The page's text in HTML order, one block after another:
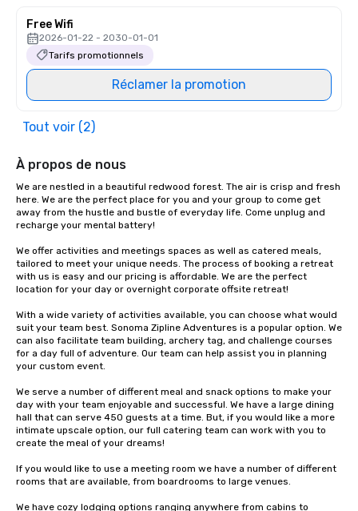
Free Wifi
2026-01-22 - 2030-01-01
Tarifs promotionnels
Réclamer la promotion
Tout voir (2)
À propos de nous
We are nestled in a beautiful redwood forest. The air is crisp and fresh
here. We are the perfect place for you and your group to come get
away from the hustle and bustle of everyday life. Come unplug and
recharge your mental battery!
We offer activities and meetings spaces as well as catered meals,
tailored to meet your unique needs. The process of booking a retreat
with us is easy and our pricing is affordable. We are the perfect
location for your day or overnight corporate offsite retreat!
With a wide variety of activities available, you can choose what would
suit your team best. Sonoma Zipline Adventures is a popular option. We
can also facilitate team building, archery tag, and challenge courses
for a day full of adventure. Our team can help assist you in planning
your custom event.
We serve a number of different meal and snack options to make your
day with your team enjoyable and successful. We have a large dining
hall that can serve 450 guests at a time. But, if you would like a more
intimate upscale option, our full catering team can work with you to
create the meal of your dreams!
If you would like to use a meeting room we have a number of different
rooms that are available, from boardrooms to large venues.
We have cozy lodging options ranging anywhere from cabins to